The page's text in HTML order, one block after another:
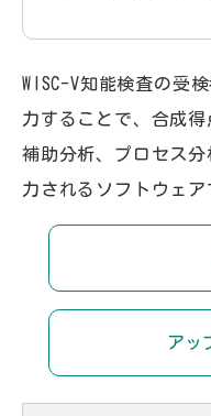
WISC-V知能検査の受
力することで、合成得
補助分析、プロセス
力されるソフトウェア
アッ